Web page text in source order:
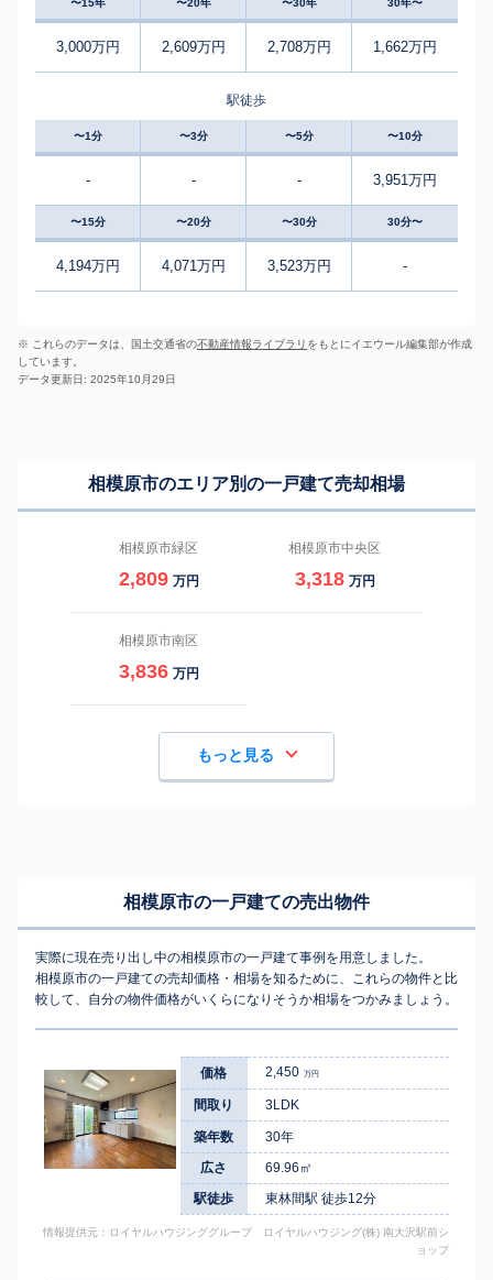
3,000万円 2,609万円 2,708万円 1,662万円
駅徒歩
〜1分 〜3分 〜5分 〜10分
- - - 3,951万円
〜15分 〜20分 〜30分 30分〜
4,194万円 4,071万円 3,523万円 -
※ これらのデータは、国土交通省の不動産情報ライブラリ をもとにイエウール編集部が作成
しています。
データ更新日: 2025年10月29日
相模原市のエリア別の一戸建て売却相場
相模原市緑区
2,809 万円
相模原市中央区
3,318 万円
相模原市南区
3,836 万円
もっと見る
相模原市の一戸建ての売出物件
実際に現在売り出し中の相模原市の一戸建て事例を用意しました。
相模原市の一戸建ての売却価格・相場を知るために、これらの物件と比
較して、自分の物件価格がいくらになりそうか相場をつかみましょう。
価格 2,450 万円
間取り 3LDK
築年数
30年
広さ
69.96㎡
駅徒歩
東林間駅 徒歩12分
情報提供元：ロイヤルハウジンググループ ロイヤルハウジング(株) 南大沢駅前シ
ョップ